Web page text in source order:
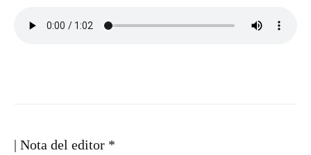
| Nota del editor *